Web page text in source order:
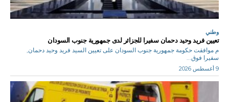
وطني
تعيين فريد وحيد دحمان سفيرا للجزائر لدى جمهورية جنوب السودان
م موافقت حكومة جمهورية جنوب السودان على تعيين السيد فريد وحيد دحمان,
سفيرا فوق...
9 أغسطس 2026